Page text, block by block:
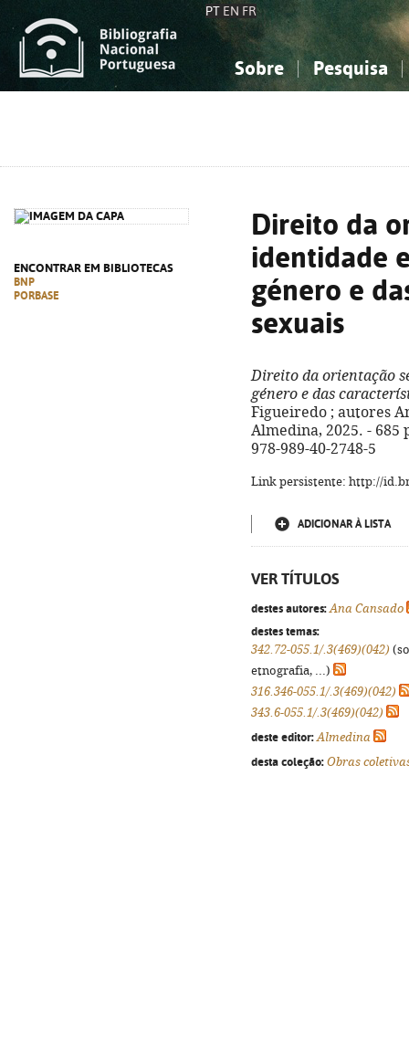
PT EN FR
Sobre Pesquisa
ENCONTRAR EM BIBLIOTECAS
BNP
PORBASE
Direito da
identidade
género e
sexuais
Direito da orientação
género e das
Figueiredo ; autores
Almedina, 2025. - 685
978-989-40-2748-5
Link persistente: http://
ADICIONAR À LISTA
VER TÍTULOS
destes autores: Ana Cansado
destes temas:
342.72-055.1/.3(469)(042)
etnografia, ...)
316.346-055.1/.3(469)(042)
343.6-055.1/.3(469)(042)
deste editor: Almedina
desta coleção: Obras